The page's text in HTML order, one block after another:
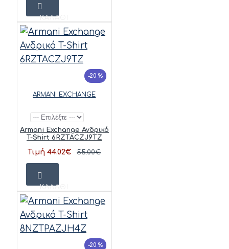
ΚΑΛΆΘΙ
-20 %
ARMANI EXCHANGE
Armani Exchange Ανδρικό
T-Shirt 6RZTACZJ9TZ
Τιμή 44.02€ 55.00€
ΚΑΛΆΘΙ
-20 %